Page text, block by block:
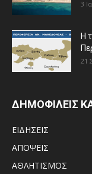
3
Η
21
ΔΗΜΟΦΙΛΕΙΣ
ΕΙΔΗΣΕΙΣ
ΑΠΟΨΕΙΣ
ΑΘΛΗΤΙΣΜΟΣ